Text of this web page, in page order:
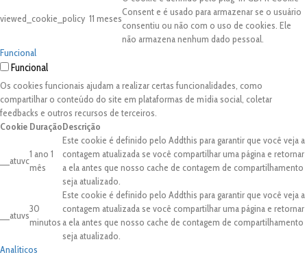
viewed_cookie_policy 11 meses
Consent e é usado para armazenar se o usuário
consentiu ou não com o uso de cookies. Ele
não armazena nenhum dado pessoal.
Funcional
Funcional
Os cookies funcionais ajudam a realizar certas funcionalidades, como
compartilhar o conteúdo do site em plataformas de mídia social, coletar
feedbacks e outros recursos de terceiros.
Cookie DuraçãoDescrição
__atuvc
1 ano 1
mês
Este cookie é definido pelo Addthis para garantir que você veja a
contagem atualizada se você compartilhar uma página e retornar
a ela antes que nosso cache de contagem de compartilhamento
seja atualizado.
__atuvs
30
minutos
Este cookie é definido pelo Addthis para garantir que você veja a
contagem atualizada se você compartilhar uma página e retornar
a ela antes que nosso cache de contagem de compartilhamento
seja atualizado.
Analíticos